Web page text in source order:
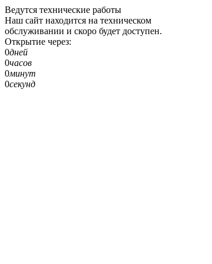
Ведутся технические работы
Наш сайт находится на техническом
обслуживании и скоро будет доступен.
Открытие через:
0дней
0часов
0минут
0секунд